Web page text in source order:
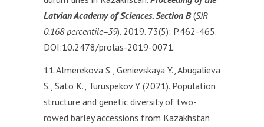
Latvian Academy of Sciences. Section B(SJR
0.168 percentile=39). 2019. 73(5): P.462-465.
DOI:10.2478/prolas-2019-0071.
11.Almerekova S., Genievskaya Y., Abugalieva
S., Sato K., Turuspekov Y. (2021). Population
structure and genetic diversity of two-
rowed barley accessions from Kazakhstan